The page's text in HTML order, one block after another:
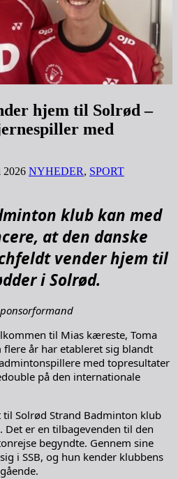
hjem til Solrød –
med
2026 NYHEDER, SPORT
klub kan med
at den danske
vender hjem til
i Solrød.
til Mias kæreste, Toma
flere år har etableret sig blandt
med topresultater
på den internationale
Solrød Strand Badminton klub
er en tilbagevenden til den
begyndte. Gennem sine
i SSB, og hun kender klubbens